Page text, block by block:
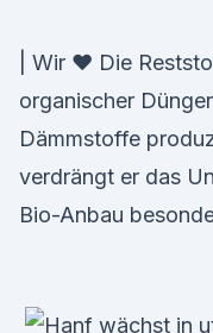
| Wir ♥ Die
organischer
Dämmstoffe
verdrängt er das
Bio-Anbau